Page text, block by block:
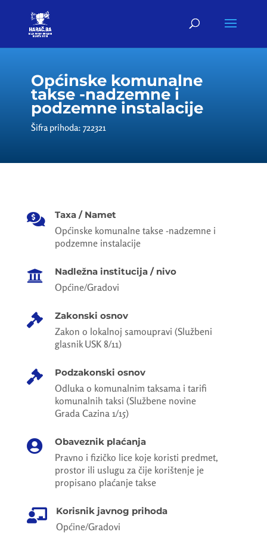
Općinske komunalne
takse -nadzemne i
podzemne instalacije
Šifra prihoda: 722321
 Taxa / Namet
Općinske komunalne takse -nadzemne i
podzemne instalacije
 Nadležna institucija / nivo
Općine/Gradovi
 Zakonski osnov
Zakon o lokalnoj samoupravi (Službeni
glasnik USK 8/11)
 Podzakonski osnov
Odluka o komunalnim taksama i tarifi
komunalnih taksi (Službene novine
Grada Cazina 1/15)
 Obaveznik plaćanja
Pravno i fizičko lice koje koristi predmet,
prostor ili uslugu za čije korištenje je
propisano plaćanje takse
 Korisnik javnog prihoda
Općine/Gradovi